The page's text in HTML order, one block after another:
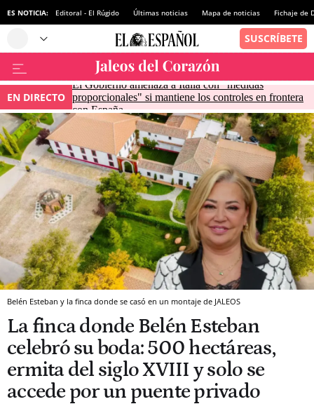
ES NOTICIA: Editoral - El Rúgido Últimas noticias Mapa de noticias Fichaje de
EN DIRECTO
El Gobierno amenaza a Italia con "medidas
proporcionales" si mantiene los controles en frontera
con España
Belén Esteban y la finca donde se casó en un montaje de JALEOS
La finca donde Belén Esteban
celebró su boda: 500 hectáreas,
ermita del siglo XVIII y solo se
accede por un puente privado